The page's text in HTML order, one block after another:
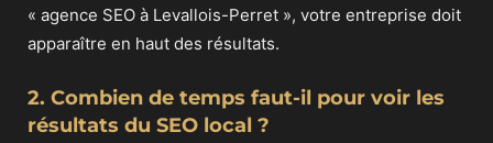
« agence SEO à Levallois-Perret », votre entreprise doit
apparaître en haut des résultats.
2. Combien de temps faut-il pour voir les
résultats du SEO local ?